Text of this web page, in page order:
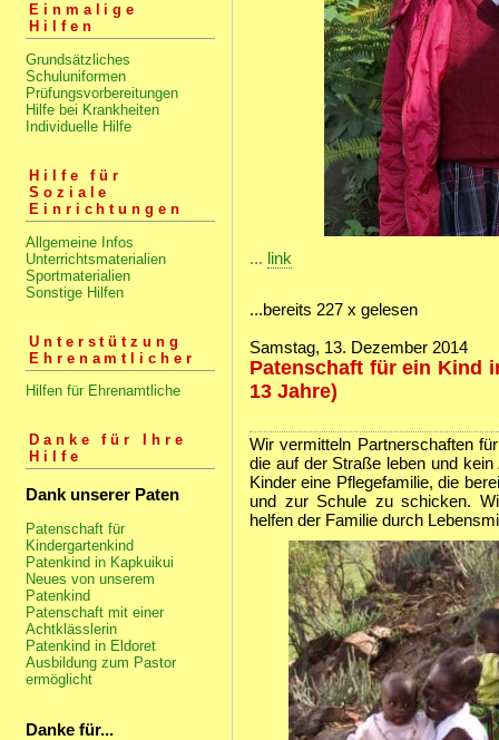
Einmalige
Hilfen
Grundsätzliches
Schuluniformen
Prüfungsvorbereitungen
Hilfe bei Krankheiten
Individuelle Hilfe
Hilfe für
Soziale
Einrichtungen
Allgemeine Infos
Unterrichtsmaterialien
Sportmaterialien
Sonstige Hilfen
Unterstützung
Ehrenamtlicher
Hilfen für Ehrenamtliche
Danke für Ihre
Hilfe
Dank unserer Paten
Patenschaft für
Kindergartenkind
Patenkind in Kapkuikui
Neues von unserem
Patenkind
Patenschaft mit einer
Achtklässlerin
Patenkind in Eldoret
Ausbildung zum Pastor
ermöglicht
Danke für...
... link
...bereits 227 x gelesen
Samstag, 13. Dezember 2014
Patenschaft für ein Kind
13 Jahre)
Wir vermitteln Partnerschaften
die auf der Straße leben und
Kinder eine Pflegefamilie, die
und zur Schule zu schicken.
helfen der Familie durch